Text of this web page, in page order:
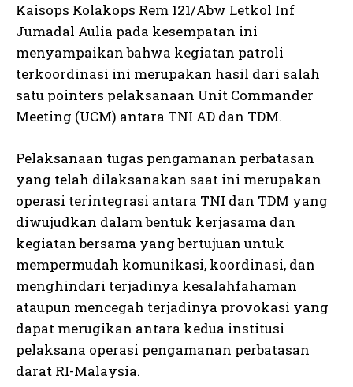
Kaisops Kolakops Rem 121/Abw Letkol Inf
Jumadal Aulia pada kesempatan ini
menyampaikan bahwa kegiatan patroli
terkoordinasi ini merupakan hasil dari salah
satu pointers pelaksanaan Unit Commander
Meeting (UCM) antara TNI AD dan TDM.
Pelaksanaan tugas pengamanan perbatasan
yang telah dilaksanakan saat ini merupakan
operasi terintegrasi antara TNI dan TDM yang
diwujudkan dalam bentuk kerjasama dan
kegiatan bersama yang bertujuan untuk
mempermudah komunikasi, koordinasi, dan
menghindari terjadinya kesalahfahaman
ataupun mencegah terjadinya provokasi yang
dapat merugikan antara kedua institusi
pelaksana operasi pengamanan perbatasan
darat RI-Malaysia.